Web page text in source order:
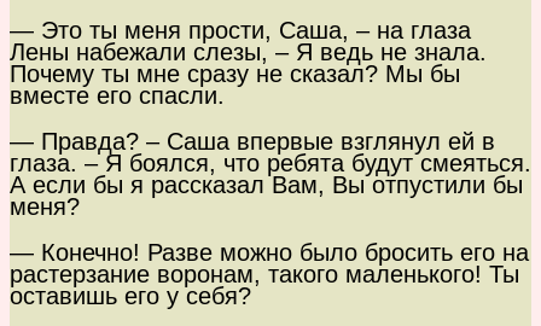
— Это ты меня прости, Саша, – на глаза
Лены набежали слезы, – Я ведь не знала.
Почему ты мне сразу не сказал? Мы бы
вместе его спасли.
— Правда? – Саша впервые взглянул ей в
глаза. – Я боялся, что ребята будут смеяться.
А если бы я рассказал Вам, Вы отпустили бы
меня?
— Конечно! Разве можно было бросить его на
растерзание воронам, такого маленького! Ты
оставишь его у себя?